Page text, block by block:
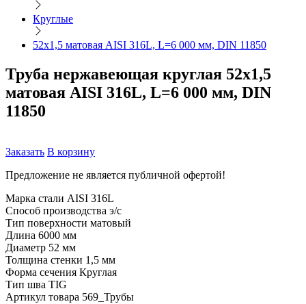
Круглые
52х1,5 матовая AISI 316L, L=6 000 мм, DIN 11850
Труба нержавеющая круглая 52х1,5
матовая AISI 316L, L=6 000 мм, DIN
11850
Заказать В корзину
Предложение не является публичной офертой!
Марка стали AISI 316L
Способ производства э/с
Тип поверхности матовый
Длина 6000 мм
Диаметр 52 мм
Толщина стенки 1,5 мм
Форма сечения Круглая
Тип шва TIG
Артикул товара 569_Трубы